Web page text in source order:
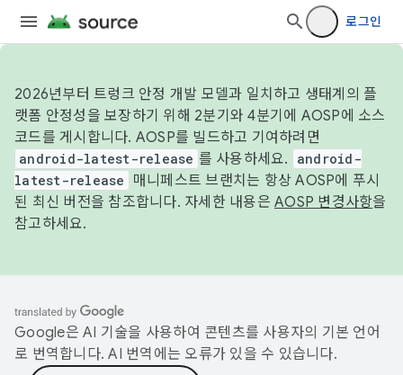
로그인
2026년부터 트렁크 안정 개발 모델과 일치하고 생태계의 플
랫폼 안정성을 보장하기 위해 2분기와 4분기에 AOSP에 소스
코드를 게시합니다. AOSP를 빌드하고 기여하려면
android-latest-release 를 사용하세요.
android-
latest-release
매니페스트 브랜치는 항상 AOSP에 푸시
된 최신 버전을 참조합니다. 자세한 내용은 AOSP 변경사항을
참고하세요.
Google은 AI 기술을 사용하여 콘텐츠를 사용자의 기본 언어
로 번역합니다. AI 번역에는 오류가 있을 수 있습니다.